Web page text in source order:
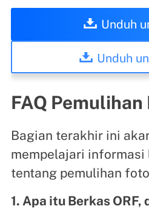
Unduh
Unduh
FAQ Pemulihan
Bagian terakhir ini
mempelajari
tentang pemulihan foto
1. Apa itu Berkas ORF,